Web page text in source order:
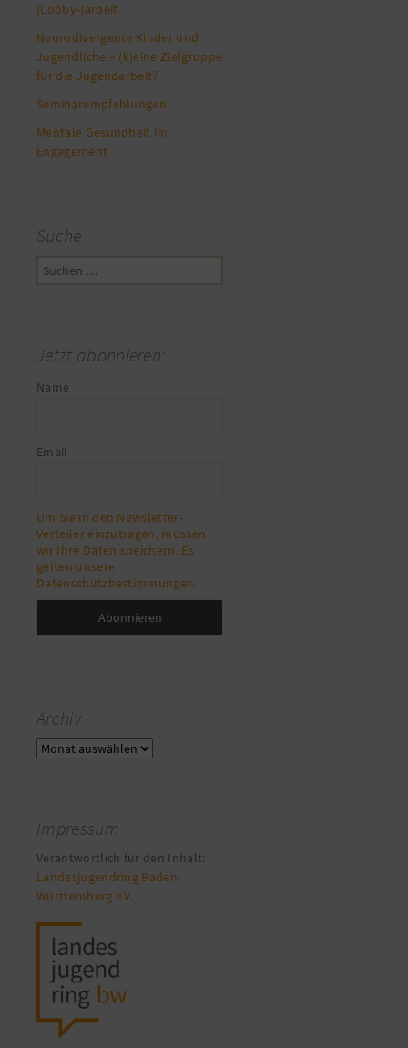
(Lobby-)arbeit
Neurodivergente Kinder und
Jugendliche – (k)eine Zielgruppe
für die Jugendarbeit?
Seminarempfehlungen
Mentale Gesundheit im
Engagement
Suche
Suchen
Jetzt abonnieren:
Name
Email
Um Sie in den Newsletter-
Verteiler einzutragen, müssen
wir Ihre Daten speichern. Es
gelten unsere
Datenschutzbestimmungen.
Archiv
Archiv
Impressum
Verantwortlich für den Inhalt:
Landesjugendring Baden-
Württemberg e.V.